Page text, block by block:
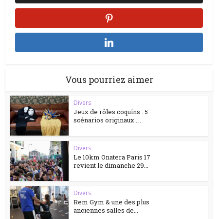
Vous pourriez aimer
Divers
Jeux de rôles coquins : 5
scénarios originaux ….
Divers
Le 10km Onatera Paris 17
revient le dimanche 29...
Divers
Rem Gym & une des plus
anciennes salles de...